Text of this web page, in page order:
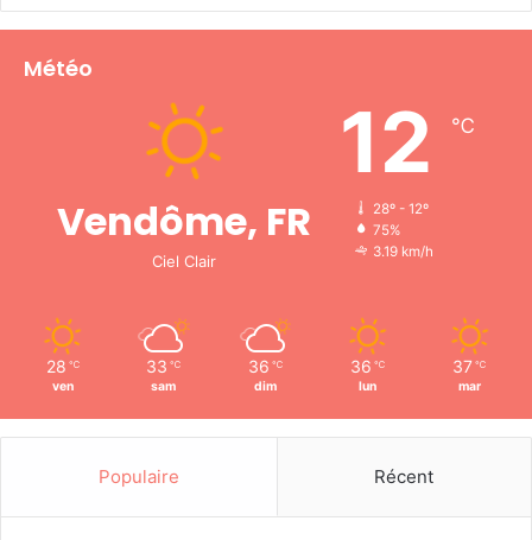
Météo
Vendôme, FR
Ciel Clair
12 ℃
28º - 12º
75%
3.19 km/h
28 ℃
ven
33 ℃
sam
36 ℃
dim
36 ℃
lun
37 ℃
mar
Populaire Récent